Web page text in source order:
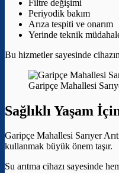
Filtre değişimi
Periyodik bakım
Arıza tespiti ve onarım
Yerinde teknik
Bu hizmetler sayesinde
Garipçe Mahallesi
Sağlıklı Yaşam
Garipçe Mahallesi Sarıyer
kullanmak büyük önem taşır.
Su arıtma cihazı sayesinde